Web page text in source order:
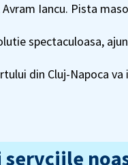
Iancu. Pista
spectaculoasa,
din Cluj-Napoca
servciile